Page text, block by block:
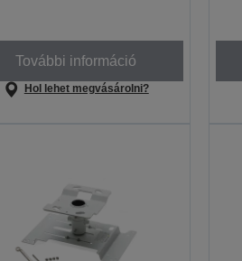
További információ
Hol lehet megvásárolni?